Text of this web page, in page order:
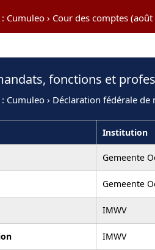
: Cumuleo › Cour des comptes
fonctions et
: Cumuleo › Déclaration fédérale
Institution
Gemeente
Gemeente
IMWV
IMWV